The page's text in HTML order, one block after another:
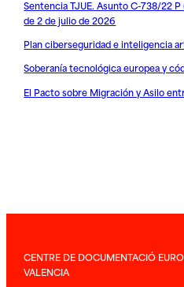
Sentencia TJUE. Asunto C-738/22
de 2 de julio de 2026
Plan ciberseguridad e inteligencia
Soberanía tecnológica europea y
El Pacto sobre Migración y Asilo
CENTRE DE DOCUMENTACIÓ
VALENCIA